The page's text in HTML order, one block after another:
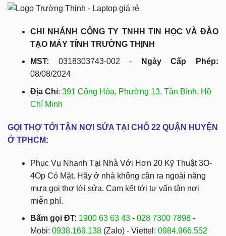
CHI NHÁNH CÔNG TY TNHH TIN HỌC VÀ ĐÀO
TẠO MÁY TÍNH TRƯỜNG THỊNH
MST: 0318303743-002 -
Ngày Cấp Phép:
08/08/2024
Địa Chỉ: 391 Cộng Hòa, Phường 13, Tân Bình, Hồ
Chí Minh
GỌI THỢ TỚI TẬN NƠI SỬA TẠI CHỖ 22 QUẬN HUYỆN
Ở TPHCM:
Phục Vụ Nhanh Tại Nhà Với Hơn 20 Kỹ Thuật 3O-
4Op Có Mặt. Hãy ở nhà không cần ra ngoài năng
mưa gọi thợ tới sửa. Cam kết tới tư vấn tận nơi
miễn phí.
Bấm gọi ĐT: 1900 63 63 43 - 028 7300 7898 -
Mobi: 0938.169.138 (Zalo) - Viettel: 0984.966.552